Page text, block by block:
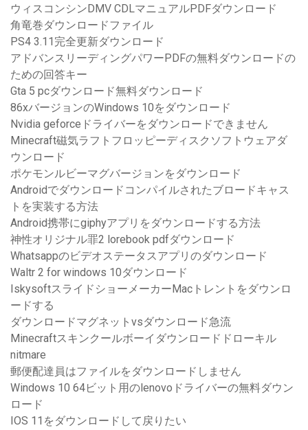
ウィスコンシンDMV CDLマニュアルPDFダウンロード
角竜巻ダウンロードファイル
PS4 3.11完全更新ダウンロード
アドバンスリーディングパワーPDFの無料ダウンロードの
ための回答キー
Gta 5 pcダウンロード無料ダウンロード
86xバージョンのWindows 10をダウンロード
Nvidia geforceドライバーをダウンロードできません
Minecraft磁気ラフトフロッピーディスクソフトウェアダ
ウンロード
ポケモンルビーマグバージョンをダウンロード
Androidでダウンロードコンパイルされたブロードキャス
トを実装する方法
Android携帯にgiphyアプリをダウンロードする方法
神性オリジナル罪2 lorebook pdfダウンロード
Whatsappのビデオステータスアプリのダウンロード
Waltr 2 for windows 10ダウンロード
IskysoftスライドショーメーカーMacトレントをダウンロ
ードする
ダウンロードマグネットvsダウンロード急流
Minecraftスキンクールボーイダウンロードドローキル
nitmare
郵便配達員はファイルをダウンロードしません
Windows 10 64ビット用のlenovoドライバーの無料ダウン
ロード
IOS 11をダウンロードして戻りたい